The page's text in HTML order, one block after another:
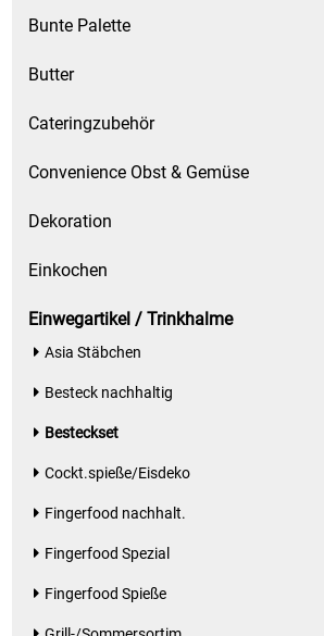
Kakao
Karaffen / Krüge
Kartoffelprod./Beilagen/Fruchtsalat gek.
Kartoffelprodukte
Kerzen / Anzündhilfen
Kochgeschirr
Küchenzubehör
Limonaden
Bunte Palette
Butter
Cateringzubehör
Convenience Obst & Gemüse
Dekoration
Einkochen
Einwegartikel / Trinkhalme
Asia Stäbchen
Besteck nachhaltig
Besteckset
Cockt.spieße/Eisdeko
Fingerfood nachhalt.
Fingerfood Spezial
Fingerfood Spieße